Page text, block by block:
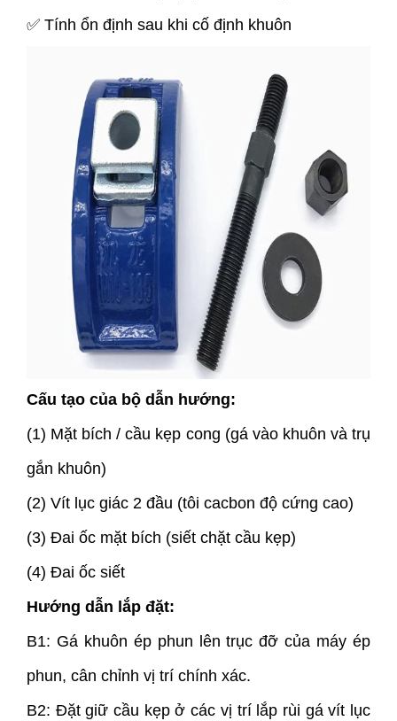
✅ Tính ổn định sau khi cố định khuôn
Cấu tạo của bộ dẫn hướng:
(1) Mặt bích / cầu kẹp cong (gá vào khuôn và trụ
gắn khuôn)
(2) Vít lục giác 2 đầu (tôi cacbon độ cứng cao)
(3) Đai ốc mặt bích (siết chặt cầu kẹp)
(4) Đai ốc siết
Hướng dẫn lắp đặt:
B1: Gá khuôn ép phun lên trục đỡ của máy ép
phun, cân chỉnh vị trí chính xác.
B2: Đặt giữ cầu kẹp ở các vị trí lắp rùi gá vít lục